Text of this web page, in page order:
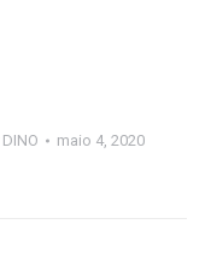
DINO maio 4, 2020